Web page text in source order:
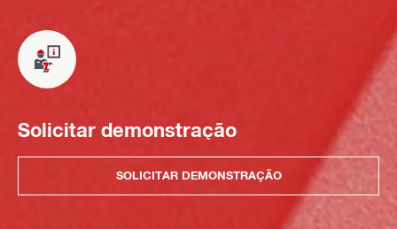
Solicitar demonstração
SOLICITAR DEMONSTRAÇÃO